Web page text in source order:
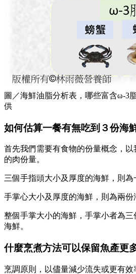
圖／海鮮油脂分析表，哪些富含ω-3
供
如何估算一餐有無吃到３份海
首先我們需要有食物的份量概念，
的肉份量。
三個手指頭大小及厚度的海鮮，則為
手掌心大小及厚度的海鮮，則為兩份
整個手掌大小的海鮮，手掌小者為
海鮮。
什麼烹煮方法可以保留魚產更
烹調原則，以儘量減少流失或更有